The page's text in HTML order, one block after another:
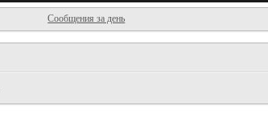
Сообщения за день